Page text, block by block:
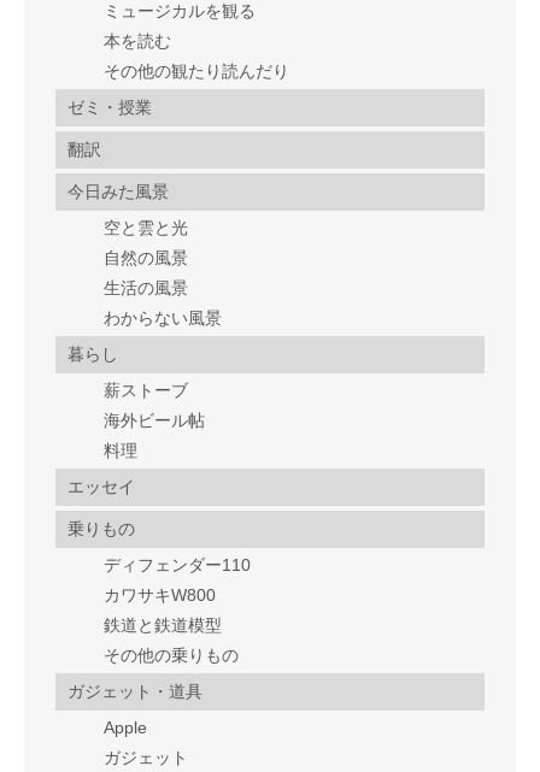
ミュージカルを観る
本を読む
その他の観たり読んだり
ゼミ・授業
翻訳
今日みた風景
空と雲と光
自然の風景
生活の風景
わからない風景
暮らし
薪ストーブ
海外ビール帖
料理
エッセイ
乗りもの
ディフェンダー110
カワサキW800
鉄道と鉄道模型
その他の乗りもの
ガジェット・道具
Apple
ガジェット